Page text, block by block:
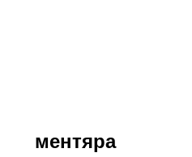
ментяра